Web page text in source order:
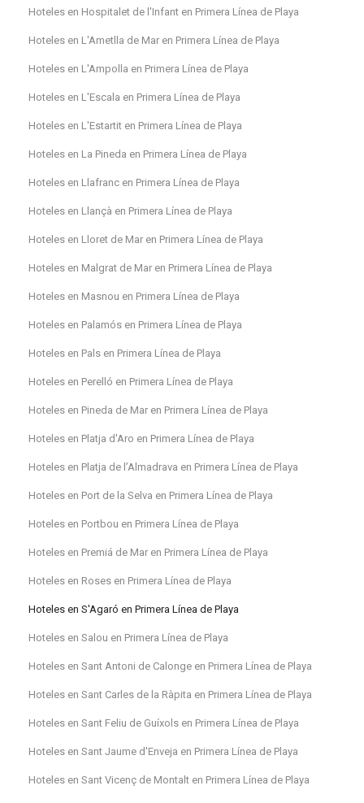
Hoteles en Hospitalet de l'Infant en Primera Línea de Playa
Hoteles en L'Ametlla de Mar en Primera Línea de Playa
Hoteles en L'Ampolla en Primera Línea de Playa
Hoteles en L'Escala en Primera Línea de Playa
Hoteles en L'Estartit en Primera Línea de Playa
Hoteles en La Pineda en Primera Línea de Playa
Hoteles en Llafranc en Primera Línea de Playa
Hoteles en Llançà en Primera Línea de Playa
Hoteles en Lloret de Mar en Primera Línea de Playa
Hoteles en Malgrat de Mar en Primera Línea de Playa
Hoteles en Masnou en Primera Línea de Playa
Hoteles en Palamós en Primera Línea de Playa
Hoteles en Pals en Primera Línea de Playa
Hoteles en Perelló en Primera Línea de Playa
Hoteles en Pineda de Mar en Primera Línea de Playa
Hoteles en Platja d'Aro en Primera Línea de Playa
Hoteles en Platja de l’Almadrava en Primera Línea de Playa
Hoteles en Port de la Selva en Primera Línea de Playa
Hoteles en Portbou en Primera Línea de Playa
Hoteles en Premiá de Mar en Primera Línea de Playa
Hoteles en Roses en Primera Línea de Playa
Hoteles en S'Agaró en Primera Línea de Playa
Hoteles en Salou en Primera Línea de Playa
Hoteles en Sant Antoni de Calonge en Primera Línea de Playa
Hoteles en Sant Carles de la Ràpita en Primera Línea de Playa
Hoteles en Sant Feliu de Guíxols en Primera Línea de Playa
Hoteles en Sant Jaume d'Enveja en Primera Línea de Playa
Hoteles en Sant Vicenç de Montalt en Primera Línea de Playa